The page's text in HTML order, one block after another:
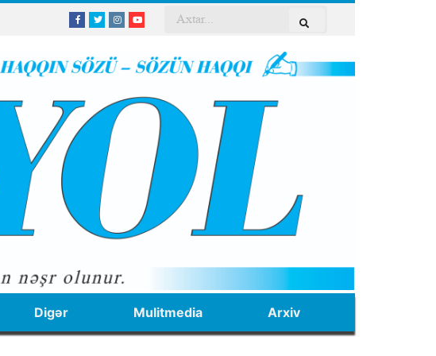
Digər Mulitmedia Arxiv